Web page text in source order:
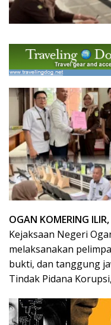
OGAN KOMERING
Kejaksaan Negeri
melaksanakan
bukti, dan tanggung
Tindak Pidana